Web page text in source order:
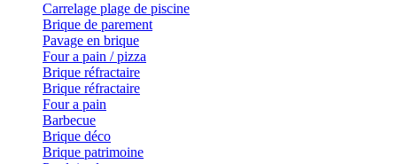
Carrelage plage de piscine
Brique de parement
Pavage en brique
Four a pain / pizza
Brique réfractaire
Brique réfractaire
Four a pain
Barbecue
Brique déco
Brique patrimoine